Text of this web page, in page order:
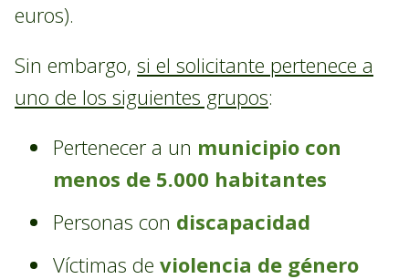
euros).
Sin embargo, si el solicitante pertenece a
uno de los siguientes grupos:
Pertenecer a un municipio con
menos de 5.000 habitantes
Personas con discapacidad
Víctimas de violencia de género